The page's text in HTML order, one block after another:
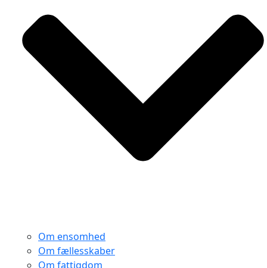
Om ensomhed
Om fællesskaber
Om fattigdom